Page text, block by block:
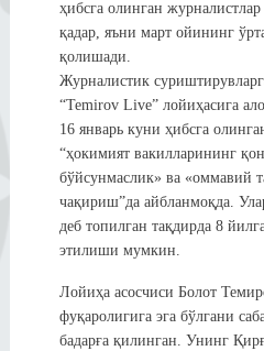
ҳибсга олинган
қадар, яъни март ойининг
қолишади.
Журналистик
“Temirov Live” лойиҳасига
16 январь куни ҳибсга
“ҳокимият вакилларининг
бўйсунмаслик» ва «оммавий
чақириш”да айбланмоқда.
деб топилган тақдирда 8
этилиши мумкин.
Лойиҳа асосчиси Болот
фуқаролигига эга бўлгани
бадарға қилинган. Унинг